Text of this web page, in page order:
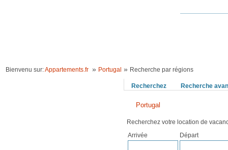
Bienvenu sur:Appartements.fr » Portugal » Recherche par régions
Recherchez Recherche
Portugal
Recherchez votre location de
Arrivée
Départ